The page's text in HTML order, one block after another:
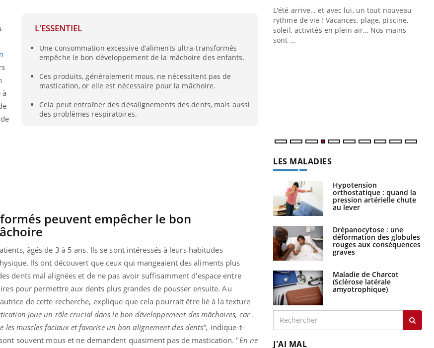
L'ESSENTIEL
Une consommation excessive d’aliments ultra-transformés
empêche le bon développement de la mâchoire des enfants.
Ces produits, généralement mous, ne nécessitent pas de
mastication, or elle est nécessaire pour la mâchoire.
Cela peut entraîner des désalignements des dents, mais aussi
des problèmes respiratoires.
à
peuvent empêcher le bon
âgés de 3 à 5 ans. Ils se sont intéressés à leurs habitudes
Ils ont découvert que ceux qui mangeaient des aliments plus
dents mal alignées et de ne pas avoir suffisamment d’espace entre
pour permettre aux dents plus grandes de pousser ensuite. Au
de cette recherche, explique que cela pourrait être lié à la texture
joue un rôle crucial dans le bon développement des mâchoires, car
les muscles faciaux et favorise un bon alignement des dents", indique-t-
souvent mous et ne demandent quasiment pas de mastication. "En ne
L'été arrive… et avec lui, un tout nouveau
rythme de vie ! Vacances, plage, piscine,
soleil, activités en plein air… Nos mains
sont ...
LES MALADIES
Hypotension
orthostatique : quand la
pression artérielle chute
au lever
Drépanocytose : une
déformation des globules
rouges aux conséquences
graves
Maladie de Charcot
(Sclérose latérale
amyotrophique)
J'AI MAL